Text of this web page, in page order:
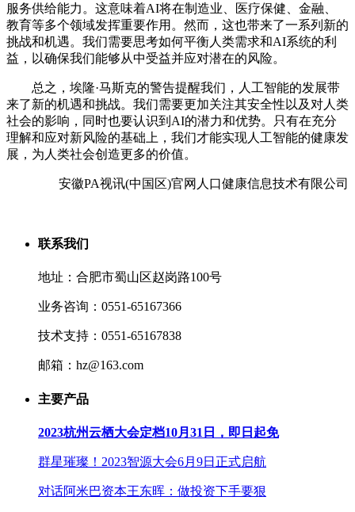
服务供给能力。这意味着AI将在制造业、医疗保健、金融、
教育等多个领域发挥重要作用。然而，这也带来了一系列新的
挑战和机遇。我们需要思考如何平衡人类需求和AI系统的利
益，以确保我们能够从中受益并应对潜在的风险。
总之，埃隆·马斯克的警告提醒我们，人工智能的发展带
来了新的机遇和挑战。我们需要更加关注其安全性以及对人类
社会的影响，同时也要认识到AI的潜力和优势。只有在充分
理解和应对新风险的基础上，我们才能实现人工智能的健康发
展，为人类社会创造更多的价值。
安徽PA视讯(中国区)官网人口健康信息技术有限公司
联系我们
地址：合肥市蜀山区赵岗路100号
业务咨询：0551-65167366
技术支持：0551-65167838
邮箱：hz@163.com
主要产品
2023杭州云栖大会定档10月31日，即日起免
群星璀璨！2023智源大会6月9日正式启航
对话阿米巴资本王东晖：做投资下手要狠